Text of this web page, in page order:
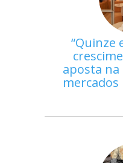
Quinze
aposta